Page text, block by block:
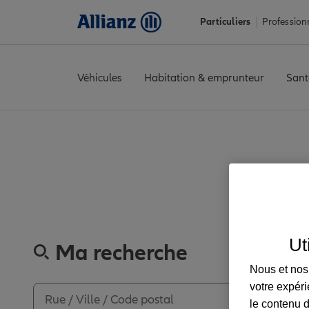
Particuliers
Véhicules Habitation & emprunteur
Découvrez
Ma recherche
Nous et
votre
le contenu